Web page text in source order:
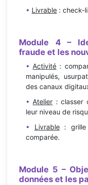
Livrable : check-
Module 4–
fraude et les
Activité :
manipulés,
des canaux
Atelier : classer
leur niveau de
Livrable: grille
comparée.
Module 5 –
données et les